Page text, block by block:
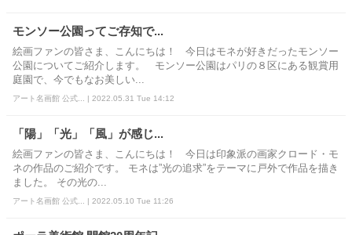
モンソー公園ってご存知で...
絵画ファンの皆さま、こんにちは！ 今日はモネが好きだったモンソー
公園についてご紹介します。 モンソー公園はパリの８区にある観賞用
庭園で、今でもなお美しい...
アート名画館 公式... | 2022.05.31 Tue 14:12
「陽」「光」「風」が感じ...
絵画ファンの皆さま、こんにちは！ 今日は印象派の画家クロード・モ
ネの作品のご紹介です。 モネは”光の追求”をテーマに戸外で作品を描き
ました。 その光の...
アート名画館 公式... | 2022.05.10 Tue 11:26